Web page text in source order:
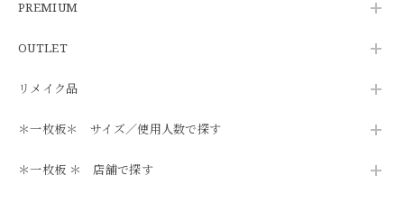
PREMIUM
OUTLET
リメイク品
＊一枚板＊ サイズ／使用人数で探す
＊一枚板 ＊ 店舗で探す